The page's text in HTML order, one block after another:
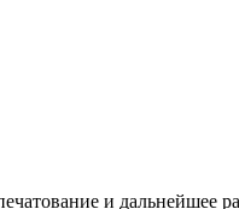
и дальнейшее